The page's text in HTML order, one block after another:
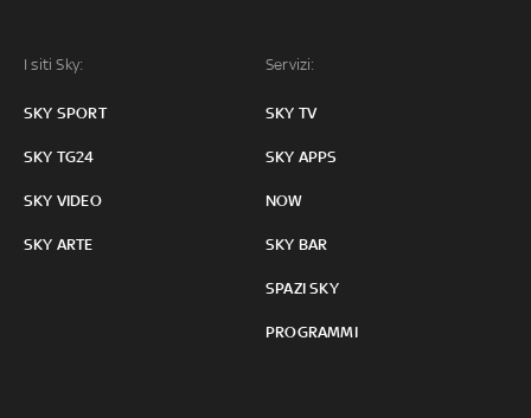
I siti Sky:
SKY SPORT
SKY TG24
SKY VIDEO
SKY ARTE
Servizi:
SKY TV
SKY APPS
NOW
SKY BAR
SPAZI SKY
PROGRAMMI